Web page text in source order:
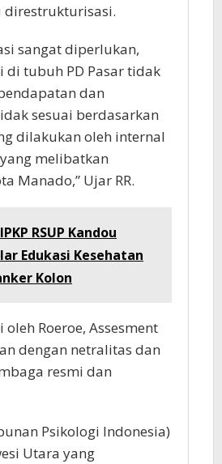
direstrukturisasi.
sangat diperlukan,
di tubuh PD Pasar tidak
dan
sesuai berdasarkan
dilakukan oleh internal
melibatkan
Manado,” Ujar RR.
IPKP RSUP Kandou
Edukasi Kesehatan
Kolon
Roeroe, Assesment
dengan netralitas dan
resmi dan
Psikologi Indonesia)
Utara yang